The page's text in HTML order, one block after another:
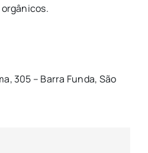
305 – Barra Funda, São